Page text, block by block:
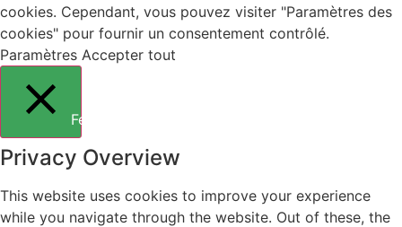
cookies. Cependant, vous pouvez visiter "Paramètres des
cookies" pour fournir un consentement contrôlé.
Paramètres Accepter tout
Fermer
Privacy Overview
This website uses cookies to improve your experience
while you navigate through the website. Out of these, the